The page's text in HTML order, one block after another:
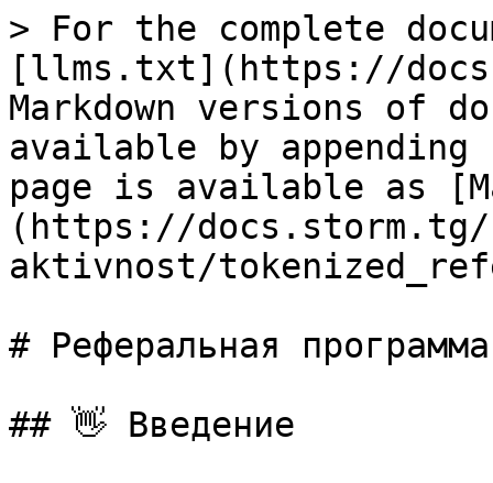
> For the complete
[llms.txt](https://
Markdown versions of
available by
page is available as
(https://
aktivnost/
# Реферальная программа
## 👋 Введение